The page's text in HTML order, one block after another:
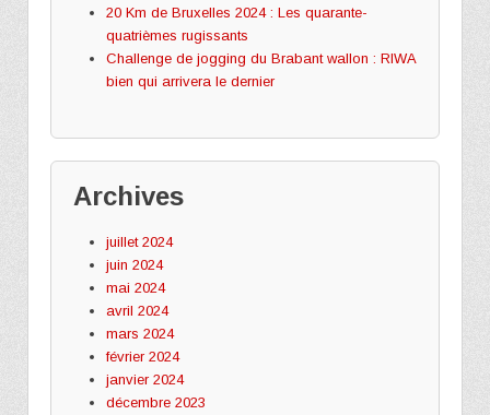
20 Km de Bruxelles 2024 : Les quarante-
quatrièmes rugissants
Challenge de jogging du Brabant wallon : RIWA
bien qui arrivera le dernier
Archives
juillet 2024
juin 2024
mai 2024
avril 2024
mars 2024
février 2024
janvier 2024
décembre 2023